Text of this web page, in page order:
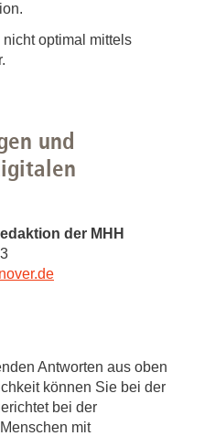
optimal mittels
und
der MHH
Antworten aus oben
können Sie bei der
bei der
mit